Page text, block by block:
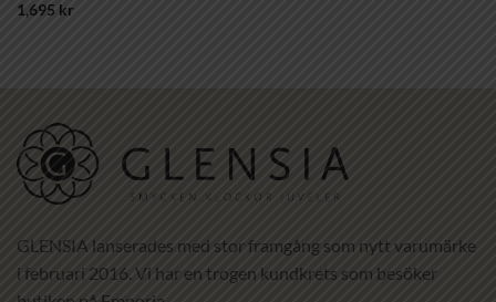
1,695 kr
GLENSIA lanserades med stor framgång som nytt varumärke
i februari 2016. Vi har en trogen kundkrets som besöker